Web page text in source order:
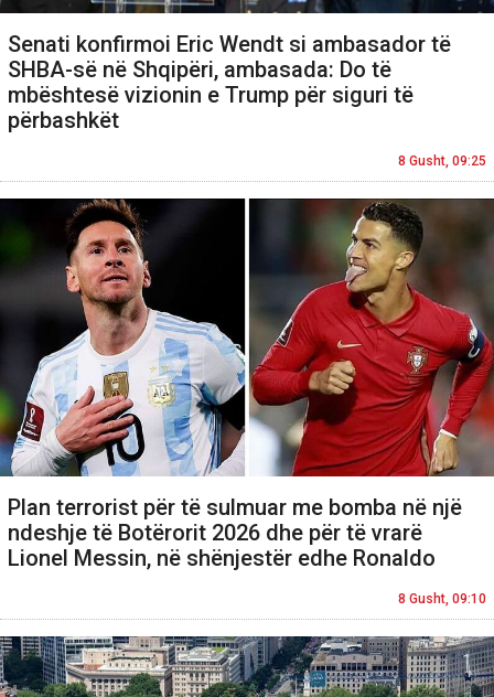
Senati konfirmoi Eric Wendt si ambasador të
SHBA-së në Shqipëri, ambasada: Do të
mbështesë vizionin e Trump për siguri të
përbashkët
8 Gusht, 09:25
Plan terrorist për të sulmuar me bomba në një
ndeshje të Botërorit 2026 dhe për të vrarë
Lionel Messin, në shënjestër edhe Ronaldo
8 Gusht, 09:10